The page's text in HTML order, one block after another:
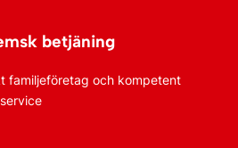
betjäning
familjeföretag och kompetent